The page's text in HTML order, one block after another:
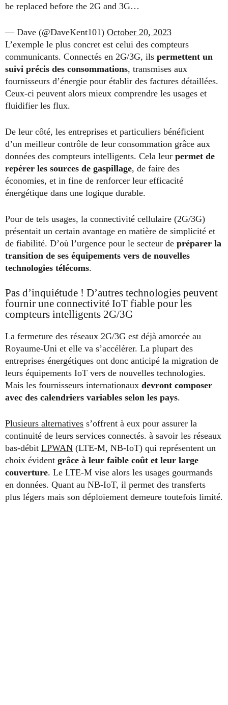
be replaced before the 2G and 3G…
— Dave (@DaveKent101) October 20, 2023
L’exemple le plus concret est celui des compteurs
communicants. Connectés en 2G/3G, ils permettent un
suivi précis des consommations, transmises aux
fournisseurs d’énergie pour établir des factures détaillées.
Ceux-ci peuvent alors mieux comprendre les usages et
fluidifier les flux.
De leur côté, les entreprises et particuliers bénéficient
d’un meilleur contrôle de leur consommation grâce aux
données des compteurs intelligents. Cela leur permet de
repérer les sources de gaspillage, de faire des
économies, et in fine de renforcer leur efficacité
énergétique dans une logique durable.
Pour de tels usages, la connectivité cellulaire (2G/3G)
présentait un certain avantage en matière de simplicité et
de fiabilité. D’où l’urgence pour le secteur de préparer la
transition de ses équipements vers de nouvelles
technologies télécoms.
Pas d’inquiétude ! D’autres technologies peuvent
fournir une connectivité IoT fiable pour les
compteurs intelligents 2G/3G
La fermeture des réseaux 2G/3G est déjà amorcée au
Royaume-Uni et elle va s’accélérer. La plupart des
entreprises énergétiques ont donc anticipé la migration de
leurs équipements IoT vers de nouvelles technologies.
Mais les fournisseurs internationaux devront composer
avec des calendriers variables selon les pays.
Plusieurs alternatives s’offrent à eux pour assurer la
continuité de leurs services connectés. à savoir les réseaux
bas-débit LPWAN (LTE-M, NB-IoT) qui représentent un
choix évident grâce à leur faible coût et leur large
couverture. Le LTE-M vise alors les usages gourmands
en données. Quant au NB-IoT, il permet des transferts
plus légers mais son déploiement demeure toutefois limité.